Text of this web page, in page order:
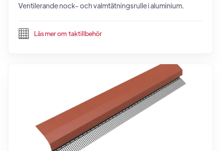
Ventilerande nock- och valmtätningsrulle i aluminium.
Läs mer om taktillbehör